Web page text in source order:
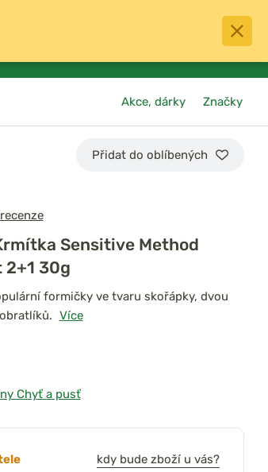
0
košík
Akce, dárky Značky
Přidat do oblíbených
Sensitive Method
2+1 30g
formičky ve tvaru skořápky, dvou
Více
Chyť a pusť
kdy bude zboží u vás?